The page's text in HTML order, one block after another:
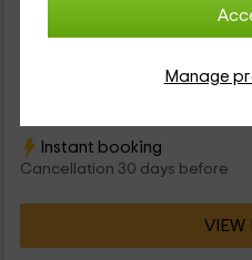
Manage
Nuestro alojamiento se
Tarragona, en la que vas a
Instant booking
Cancellation 30 days before
VIEW